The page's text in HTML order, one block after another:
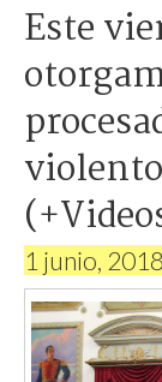
Este
1 junio, 2018